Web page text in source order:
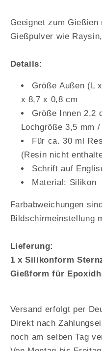
Geeignet zum
Gießpulver wie
Details:
Größe Außen (L
x 8,7 x 0,8 cm
Größe Innen 2,2
Lochgröße 3,5 mm
Für ca. 30 ml
(Resin nicht
Schrift auf
Material: Silikon
Farbabweichungen
Bildschirmeinstellung
Lieferung:
1 x Silikonform
Gießform für
Versand erfolgt per
Direkt nach
noch am selben Tag